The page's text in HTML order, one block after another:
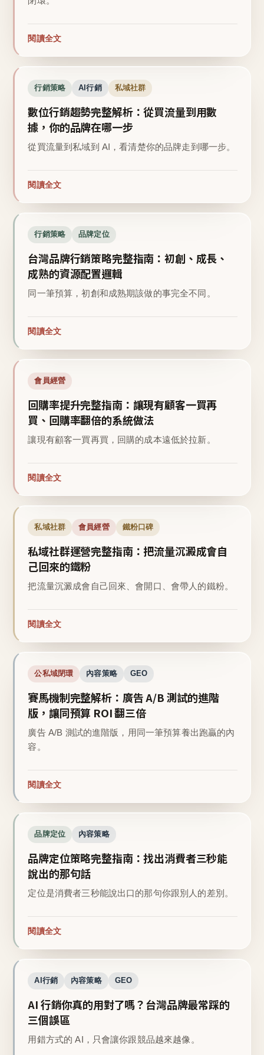
閱讀全文
行銷策略 AI行銷 私域社群
數位行銷趨勢完整解析：從買流量到用數
據，你的品牌在哪一步
從買流量到私域到 AI，看清楚你的品牌走到哪一步。
閱讀全文
行銷策略 品牌定位
台灣品牌行銷策略完整指南：初創、成長、
成熟的資源配置邏輯
同一筆預算，初創和成熟期該做的事完全不同。
閱讀全文
會員經營
回購率提升完整指南：讓現有顧客一買再
買、回購率翻倍的系統做法
讓現有顧客一買再買，回購的成本遠低於拉新。
閱讀全文
私域社群 會員經營 鐵粉口碑
私域社群運營完整指南：把流量沉澱成會自
己回來的鐵粉
把流量沉澱成會自己回來、會開口、會帶人的鐵粉。
閱讀全文
公私域閉環 內容策略 GEO
賽馬機制完整解析：廣告 A/B 測試的進階
版，讓同預算 ROI 翻三倍
廣告 A/B 測試的進階版，用同一筆預算養出跑贏的內
容。
閱讀全文
品牌定位 內容策略
品牌定位策略完整指南：找出消費者三秒能
說出的那句話
定位是消費者三秒能說出口的那句你跟別人的差別。
閱讀全文
AI行銷 內容策略 GEO
AI 行銷你真的用對了嗎？台灣品牌最常踩的
三個誤區
用錯方式的 AI，只會讓你跟競品越來越像。